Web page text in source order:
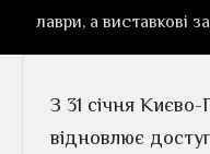
лаври, а виставкові
З 31 січня
відновлює